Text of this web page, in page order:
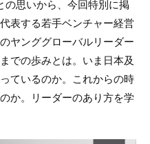
の思いから、今回特別に掲
表する若手ベンチャー経営
ヤンググローバルリーダー
での歩みとは。いま日本及
ているのか。これからの時
か。リーダーのあり方を学